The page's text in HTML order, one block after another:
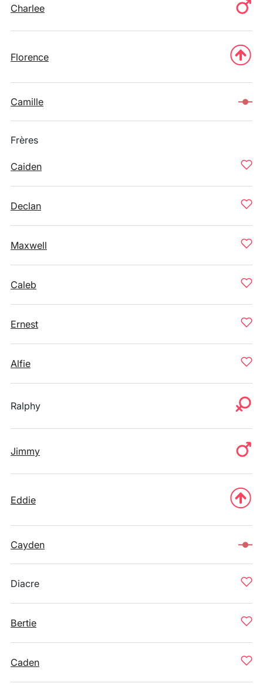
Charlee
Florence
Camille
Frères
Caiden
Declan
Maxwell
Caleb
Ernest
Alfie
Ralphy
Jimmy
Eddie
Cayden
Diacre
Bertie
Caden